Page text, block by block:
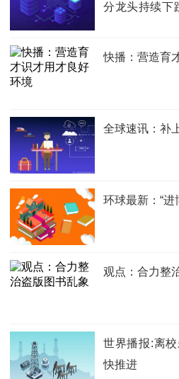
分龙头持续下
快播：营造育
全球速讯：补
环球最新：“进
观点：合力整
世界播报:离
快推进